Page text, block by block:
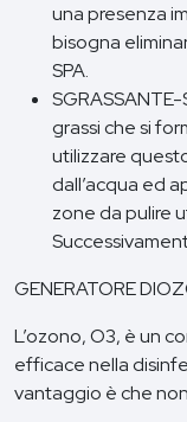
una presenza
bisogna
SPA.
grassi che si
utilizzare
dall’acqua ed
zone da pulire
GENERATORE
L’ozono, O3, è un
efficace nella
vantaggio è che